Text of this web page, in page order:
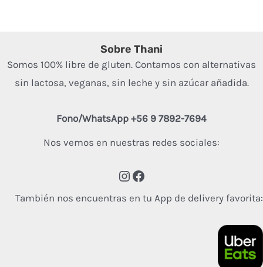
Sobre Thani
Somos 100% libre de gluten. Contamos con alternativas
sin lactosa, veganas, sin leche y sin azúcar añadida.
Fono/WhatsApp +56 9 7892-7694
Nos vemos en nuestras redes sociales:
También nos encuentras en tu App de delivery favorita: